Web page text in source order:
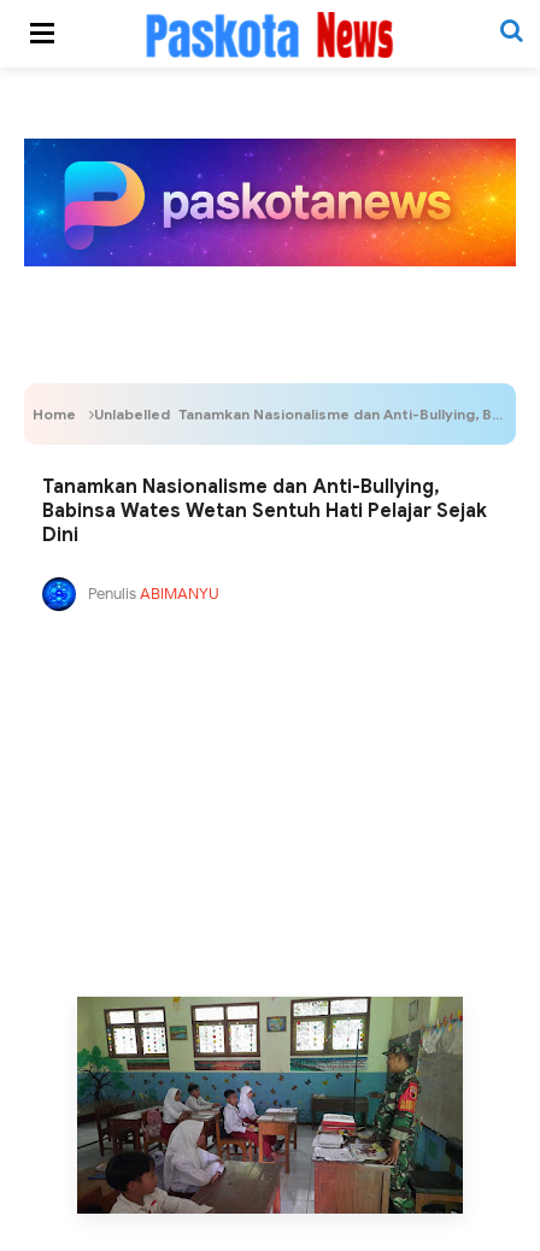
Home Unlabelled Tanamkan Nasionalisme dan Anti-Bullying, Babinsa Wates Wetan Sentuh Hati Pelajar Sejak Dini
Tanamkan Nasionalisme dan Anti-Bullying,
Babinsa Wates Wetan Sentuh Hati Pelajar Sejak
Dini
PenulisABIMANYU